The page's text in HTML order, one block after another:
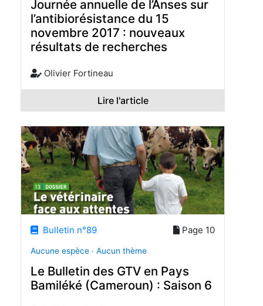
Journée annuelle de l’Anses sur
l’antibiorésistance du 15
novembre 2017 : nouveaux
résultats de recherches
Olivier Fortineau
Lire l'article
Bulletin n°89 Page 10
Aucune espèce · Aucun thème
Le Bulletin des GTV en Pays
Bamiléké (Cameroun) : Saison 6